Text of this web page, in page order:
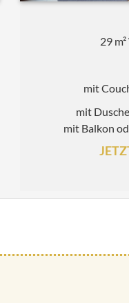
29
mit
mit
mit Balkon